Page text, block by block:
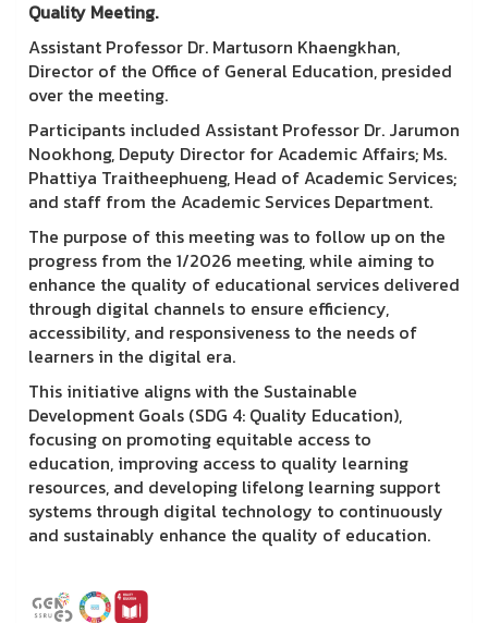
Quality Meeting.
Assistant Professor Dr. Martusorn Khaengkhan,
Director of the Office of General Education, presided
over the meeting.
Participants included Assistant Professor Dr. Jarumon
Nookhong, Deputy Director for Academic Affairs; Ms.
Phattiya Traitheephueng, Head of Academic Services;
and staff from the Academic Services Department.
The purpose of this meeting was to follow up on the
progress from the 1/2026 meeting, while aiming to
enhance the quality of educational services delivered
through digital channels to ensure efficiency,
accessibility, and responsiveness to the needs of
learners in the digital era.
This initiative aligns with the Sustainable
Development Goals (SDG 4: Quality Education),
focusing on promoting equitable access to
education, improving access to quality learning
resources, and developing lifelong learning support
systems through digital technology to continuously
and sustainably enhance the quality of education.